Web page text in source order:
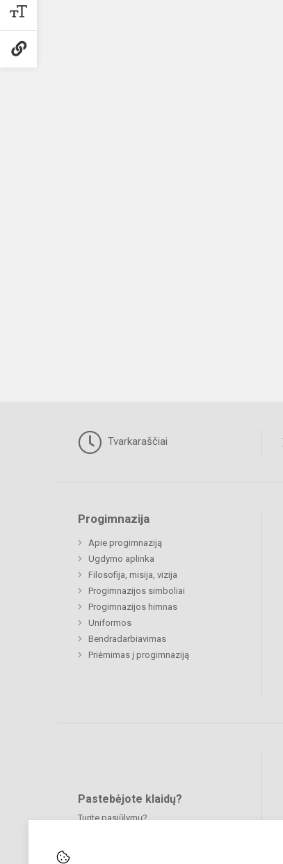
Tvarkaraščiai
Progimnazija
Apie progimnaziją
Ugdymo aplinka
Filosofija, misija, vizija
Progimnazijos simboliai
Progimnazijos himnas
Uniformos
Bendradarbiavimas
Priėmimas į progimnaziją
Pastebėjote klaidų?
Turite pasiūlymų?